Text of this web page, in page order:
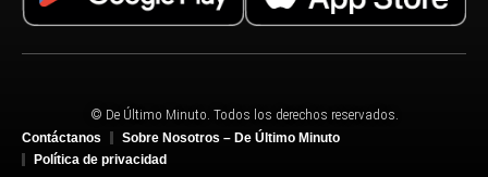
© De Último Minuto. Todos los derechos reservados.
Contáctanos
Sobre Nosotros – De Último Minuto
Política de privacidad